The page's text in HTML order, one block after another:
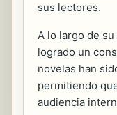
sus lectores.
A lo largo de
logrado un
novelas han
permitiendo
audiencia